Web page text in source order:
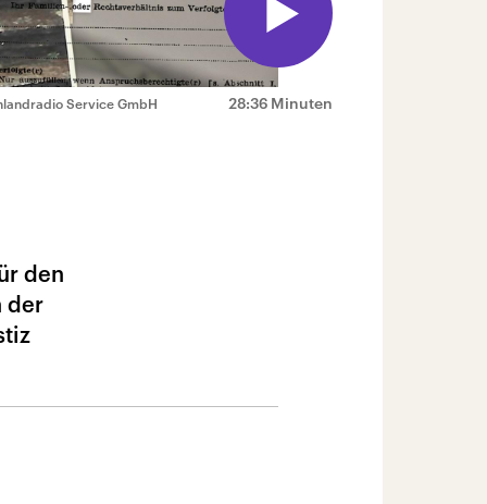
28:36 Minuten
Service GmbH
den
der